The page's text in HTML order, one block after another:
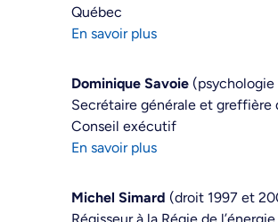
Québec
En savoir plus
Dominique Savoie (psychologie
Secrétaire générale et greffière
Conseil exécutif
En savoir plus
Michel Simard (droit 1997 et